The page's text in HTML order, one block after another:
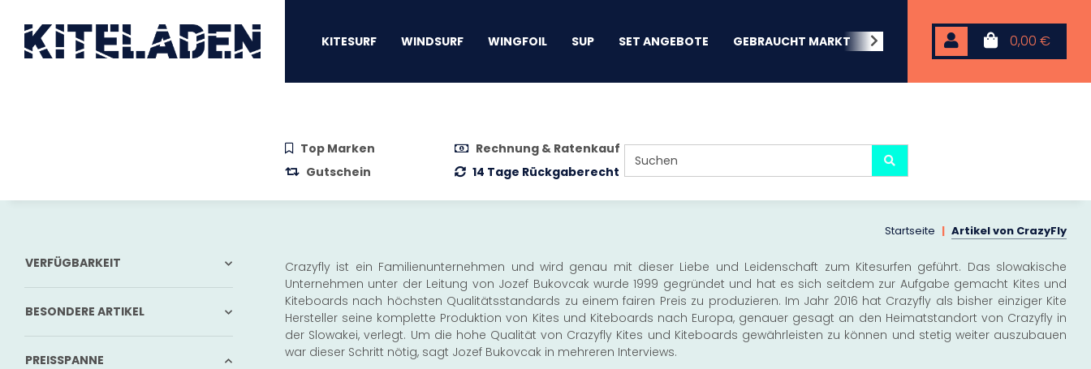
0,00 €
KITESURF WINDSURF WINGFOIL SUP SET ANGEBOTE GEBRAUCHT MARKT BEACHWEAR NEOPREN
Top Marken
Rechnung & Ratenkauf
Gutschein
14 Tage Rückgaberecht
Startseite Artikel von CrazyFly
Crazyfly ist ein Familienunternehmen und wird genau mit dieser Liebe und Leidenschaft zum Kitesurfen geführt. Das slowakische
Unternehmen unter der Leitung von Jozef Bukovcak wurde 1999 gegründet und hat es sich seitdem zur Aufgabe gemacht Kites und
Kiteboards nach höchsten Qualitätsstandards zu einem fairen Preis zu produzieren. Im Jahr 2016 hat Crazyfly als bisher einziger Kite
Hersteller seine komplette Produktion von Kites und Kiteboards nach Europa, genauer gesagt an den Heimatstandort von Crazyfly in
der Slowakei, verlegt. Um die hohe Qualität von Crazyfly Kites und Kiteboards gewährleisten zu können und stetig weiter auszubauen
war dieser Schritt nötig, sagt Jozef Bukovcak in mehreren Interviews.
VERFÜGBARKEIT
BESONDERE ARTIKEL
PREISSPANNE